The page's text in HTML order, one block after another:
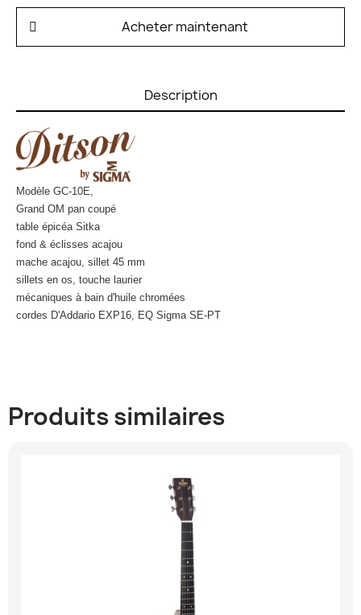
Acheter maintenant
Description
Modèle GC-10E,
Grand OM pan coupé
table épicéa Sitka
fond & éclisses acajou
mache acajou, sillet 45 mm
sillets en os, touche laurier
mécaniques à bain d'huile chromées
cordes D'Addario EXP16, EQ Sigma SE-PT
Produits similaires